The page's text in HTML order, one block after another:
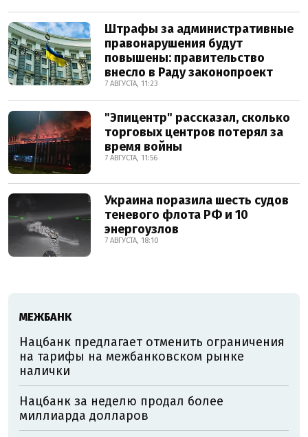
Штрафы за административные
правонарушения будут
повышены: правительство
внесло в Раду законопроект
7 АВГУСТА, 11:23
"Эпицентр" рассказал, сколько
торговых центров потерял за
время войны
7 АВГУСТА, 11:56
Украина поразила шесть судов
теневого флота РФ и 10
энергоузлов
7 АВГУСТА, 18:10
МЕЖБАНК
Нацбанк предлагает отменить ограничения
на тарифы на межбанковском рынке
налички
Нацбанк за неделю продал более
миллиарда долларов